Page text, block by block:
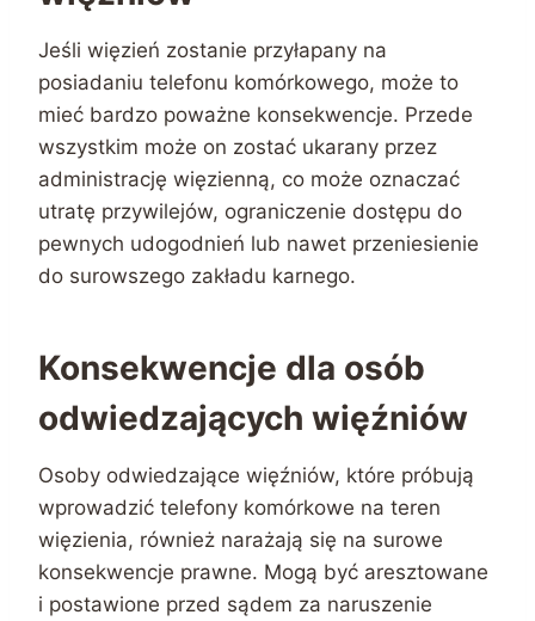
Jeśli więzień zostanie przyłapany na
posiadaniu telefonu komórkowego, może to
mieć bardzo poważne konsekwencje. Przede
wszystkim może on zostać ukarany przez
administrację więzienną, co może oznaczać
utratę przywilejów, ograniczenie dostępu do
pewnych udogodnień lub nawet przeniesienie
do surowszego zakładu karnego.
Konsekwencje dla osób
odwiedzających więźniów
Osoby odwiedzające więźniów, które próbują
wprowadzić telefony komórkowe na teren
więzienia, również narażają się na surowe
konsekwencje prawne. Mogą być aresztowane
i postawione przed sądem za naruszenie